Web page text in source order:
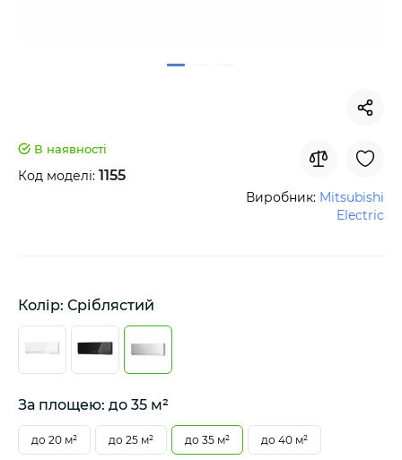
В наявності
Код моделі: 1155
Виробник: Mitsubishi
Electric
Колір: Сріблястий
За площею: до 35 м²
до 20 м² до 25 м² до 35 м² до 40 м²